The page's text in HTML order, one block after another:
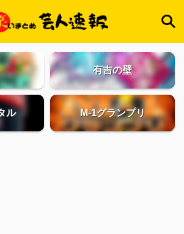
有吉の壁
ル M-1グランプリ